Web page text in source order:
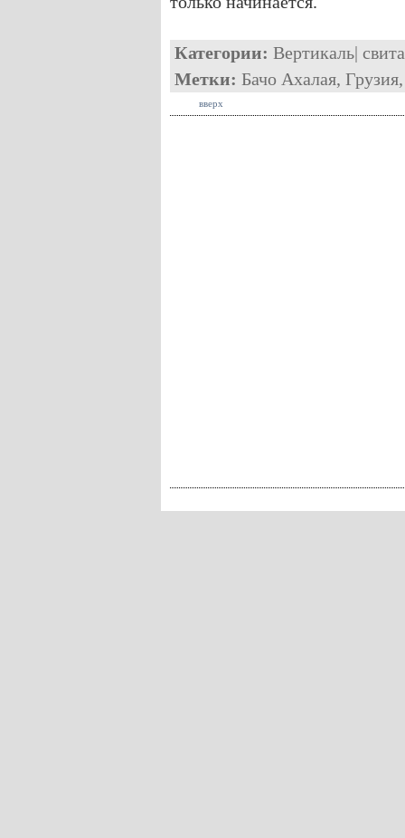
Категории: Вертикаль| свита
Метки: Бачо Ахалая, Грузия
вверх